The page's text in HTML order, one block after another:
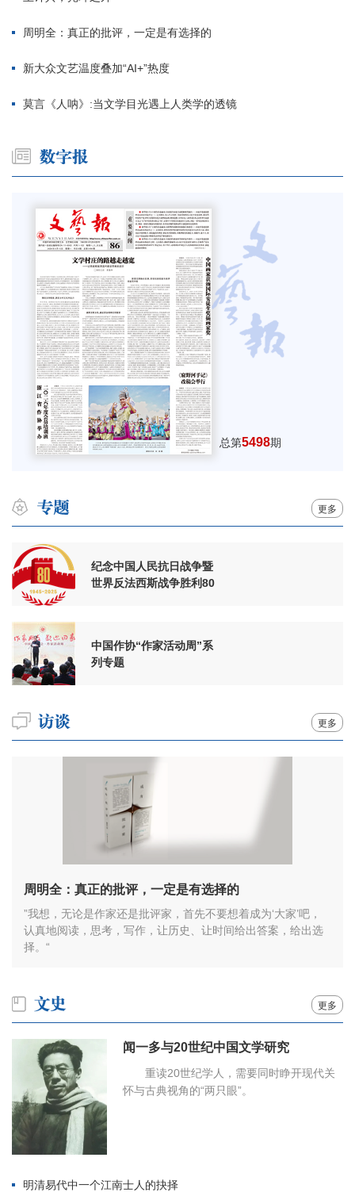
周明全：真正的批评，一定是有选择的
新大众文艺温度叠加“AI+”热度
莫言《人呐》:当文学目光遇上人类学的透镜
总第5498期
更多
纪念中国人民抗日战争暨
世界反法西斯战争胜利80
中国作协“作家活动周”系
列专题
更多
周明全：真正的批评，一定是有选择的
”我想，无论是作家还是批评家，首先不要想着成为‘大家’吧，
认真地阅读，思考，写作，让历史、让时间给出答案，给出选
择。“
更多
闻一多与20世纪中国文学研究
重读20世纪学人，需要同时睁开现代关
怀与古典视角的“两只眼”。
明清易代中一个江南士人的抉择